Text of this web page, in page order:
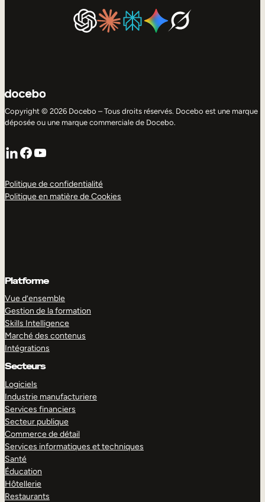
Copyright © 2026 Docebo – Tous droits réservés. Docebo est une marque
déposée ou une marque commerciale de Docebo.
LinkedIn
Facebook
YouTube
Politique de confidentialité
Politique en matière de Cookies
Platforme
Vue d’ensemble
Gestion de la formation
Skills Intelligence
Marché des contenus
Intégrations
Secteurs
Logiciels
Industrie manufacturiere
Services financiers
Secteur publique
Commerce de détail
Services informatiques et techniques
Santé
Éducation
Hôtellerie
Restaurants